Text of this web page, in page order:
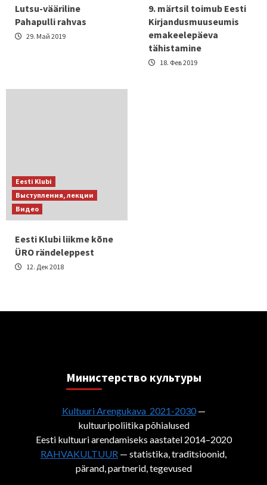
Lutsu-vääriline
Pahapulli rahvas
29. Май 2019
9. märtsil toimub Eesti
Kirjandusmuuseumis
emakeelepäeva
tähistamine
18. Фев 2019
Eesti Klubi
Выступления, лекции
Видео
Eesti Klubi liikme kõne
ÜRO rändeleppest
12. Дек 2018
Министерствo культуры
Kultuuri Arengukava 2021-2030—
kultuuripoliitika põhialused
Eesti kultuuri arendamiseks aastatel 2014–2020
RAHVAKULTUUR — statistika, traditsioonid,
pärand, partnerid, tegevused